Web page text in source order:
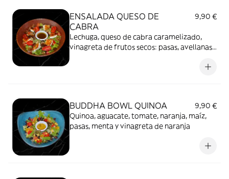
ENSALADA QUESO DE
CABRA
9,90 €
Lechuga, queso de cabra caramelizado,
vinagreta de frutos secos: pasas, avellanas
cebollitas encurtidas y mermelada de higos
BUDDHA BOWL QUINOA
9,90 €
Quinoa, aguacate, tomate, naranja, maíz,
pasas, menta y vinagreta de naranja